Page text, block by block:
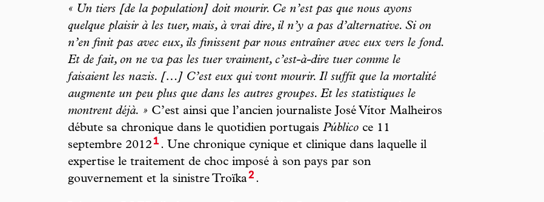
« Un tiers [de la population] doit mourir. Ce n’est pas que nous ayons
quelque plaisir à les tuer, mais, à vrai dire, il n’y a pas d’alternative. Si on
n’en finit pas avec eux, ils finissent par nous entraîner avec eux vers le fond.
Et de fait, on ne va pas les tuer vraiment, c’est-à-dire tuer comme le
faisaient les nazis. […] C’est eux qui vont mourir. Il suffit que la mortalité
augmente un peu plus que dans les autres groupes. Et les statistiques le
montrent déjà. » C’est ainsi que l’ancien journaliste José Vítor Malheiros
débute sa chronique dans le quotidien portugais Público ce 11
septembre 20121 . Une chronique cynique et clinique dans laquelle il
expertise le traitement de choc imposé à son pays par son
gouvernement et la sinistre Troïka2 .